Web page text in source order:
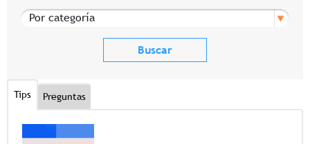
Por categoría
Tips Preguntas